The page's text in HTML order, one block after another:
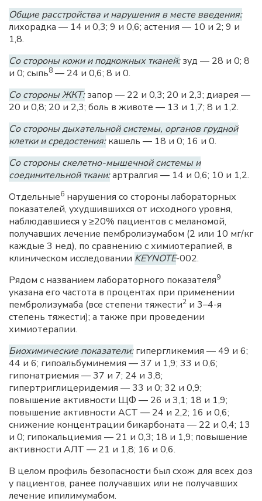
Общие расстройства и нарушения в месте введения:
лихорадка — 14 и 0,3; 9 и 0,6; астения — 10 и 2; 9 и
1,8.
Со стороны кожи и подкожных тканей:зуд — 28 и 0; 8
и 0; сыпь8 — 24 и 0,6; 8 и 0.
Со стороны ЖКТ:запор — 22 и 0,3; 20 и 2,3; диарея —
20 и 0,8; 20 и 2,3; боль в животе — 13 и 1,7; 8 и 1,2.
Со стороны дыхательной системы, органов грудной
клетки и средостения:кашель — 18 и 0; 16 и 0.
Со стороны скелетно-мышечной системы и
соединительной ткани:артралгия — 14 и 0,6; 10 и 1,2.
Отдельные6 нарушения со стороны лабораторных
показателей, ухудшившихся от исходного уровня,
наблюдавшиеся у ≥20% пациентов с меланомой,
получавших лечение пембролизумабом (2 или 10 мг/кг
каждые 3 нед), по сравнению с химиотерапией, в
клиническом исследовании KEYNOTE-002.
Рядом с названием лабораторного показателя9
указана его частота в процентах при применении
пембролизумаба (все степени тяжести2 и 3–4-я
степень тяжести); а также при проведении
химиотерапии.
Биохимические показатели:гипергликемия — 49 и 6;
44 и 6; гипоальбуминемия — 37 и 1,9; 33 и 0,6;
гипонатриемия — 37 и 7; 24 и 3,8;
гипертриглицеридемия — 33 и 0; 32 и 0,9;
повышение активности ЩФ — 26 и 3,1; 18 и 1,9;
повышение активности ACT — 24 и 2,2; 16 и 0,6;
снижение концентрации бикарбоната — 22 и 0,4; 13
и 0; гипокальциемия — 21 и 0,3; 18 и 1,9; повышение
активности AЛT — 21 и 1,8; 16 и 0,6.
В целом профиль безопасности был схож для всех доз
у пациентов, ранее получавших или не получавших
лечение ипилимумабом.